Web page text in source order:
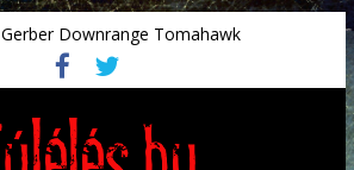
Gerber Downrange Tomahawk
Vészhelyzeti élelmiszerek
Svéd vészhelyzeti tájékoztató.
Vészhelyzetkezelés
Préselt törlőkendők